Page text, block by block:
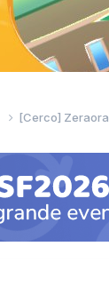
[Cerco] Zeraora